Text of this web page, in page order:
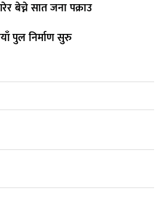
बेच्ने सात जना पक्राउ
पुल निर्माण सुरु